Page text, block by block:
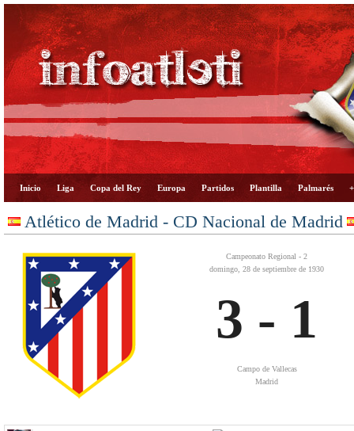
Inicio Liga Copa del Rey Europa Partidos Plantilla Palmarés
Atlético de Madrid - CD Nacional de Madrid
Campeonato Regional - 2
domingo, 28 de septiembre de 1930
3 - 1
Campo de Vallecas
Madrid